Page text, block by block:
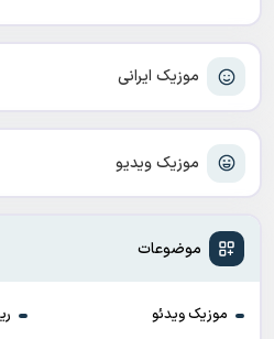
موزیک ایرانی
موزیک ویدیو
موضوعات
موزیک ویدئو